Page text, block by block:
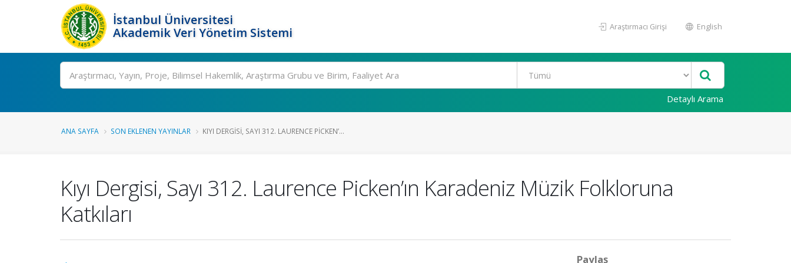
İstanbul Üniversitesi
Akademik Veri Yönetim Sistemi
Araştırmacı Girişi English
Ara
Detaylı Arama
ANA SAYFA SON EKLENEN YAYINLAR KIYI DERGISI, SAYI 312. LAURENCE PICKEN’...
Kıyı Dergisi, Sayı 312. Laurence Picken’ın Karadeniz Müzik Folkloruna
Katkıları
Paylaş